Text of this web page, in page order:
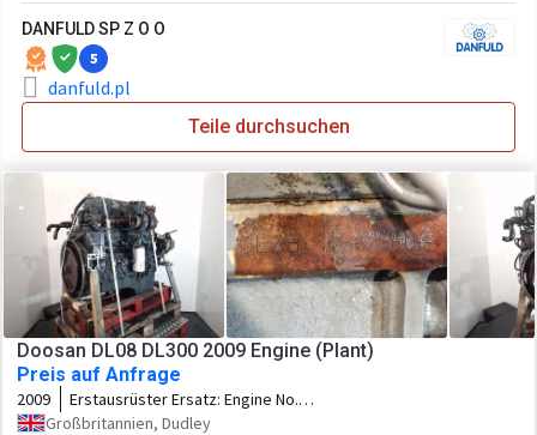
DANFULD SP Z O O
5
danfuld.pl
Teile durchsuchen
Doosan DL08 DL300 2009 Engine (Plant)
Preis auf Anfrage
2009 Erstausrüster Ersatz: Engine No.
704059LA
Großbritannien, Dudley